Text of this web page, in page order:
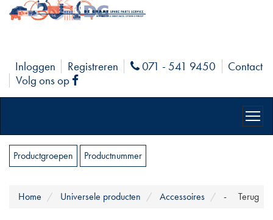
Inloggen Registreren Phone
071 - 541 9450
Contact
Volg ons op
Facebook
Productgroepen Productnummer
Terug
Home Universele producten Accessoires -